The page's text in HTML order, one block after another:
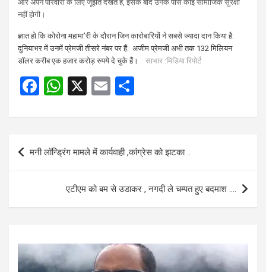
और अपने परिवारों के लिए जूझते देखते है, इसके बाद उनके पास कोई सामाजिक सुरक्षा
नहीं होगी।
ज्ञात हो कि कोरोना महामा’री के दौरान जिन कारोबारियों ने सबसे ज्यादा दान किया है.
दुनियाभर में उनमें प्रेमजी तीसरे नंबर पर हैं. अजीम प्रेमजी अभी तक 132 मिलियन
डॉलर करीब एक हजार करोड़ रुपये दे चुके हैं। साभार :मिडिया रिपोर्ट
F
ce
b
o
W
at
s
A
p
p
X
E
ail ar
e
Post
navigation
मनी लॉन्ड्रिंग मामले में कार्यवाही ,कांग्रेस को झटका ..
एटीएम को बम से उडाकर , नगदी ले चम्पत हुए बदमाश ….